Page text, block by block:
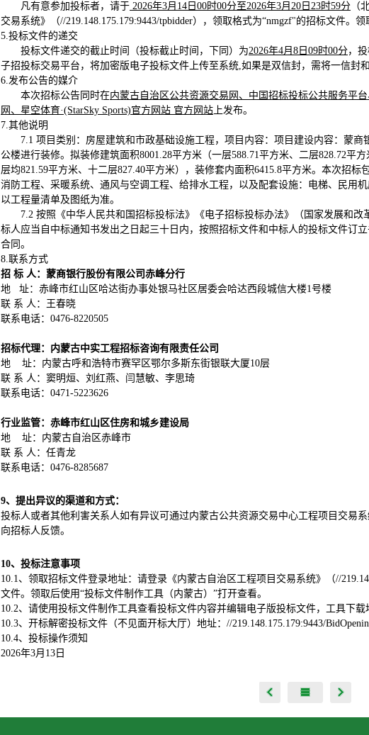
凡有意参加投标者，请于 2026年3月 14 日 00时00分至2026年3月 20 日 23时59分 （
交易系统》（//219.148.175.179:9443/tpbidder），领取格式为“nmgzf"的招标文件。
5.投标文件的递交
投标文件递交的截止时间（投标截止时间，下同）为2026年4月 8 日 09时00分，
子招投标交易平台，将加密版电子投标文件上传至系统,如果是双信封，需将一信封
6.发布公告的媒介
本次招标公告同时在内蒙古自治区公共资源交易网、中国招标投标公共服务平
网、星空体育·(StarSky Sports)官方网站 官方网站 上发布。
7.其他说明
7.1 项目类别：房屋建筑和市政基础设施工程，项目内容：项目建设内容：蒙
公楼进行装修。拟装修建筑面积8001.28平方米（一层588.71平方米、二层828.72平
层均821.59平方米、十二层827.40平方米），装修套内面积6415.8平方米。本次招
消防工程、采暖系统、通风与空调工程、给排水工程，以及配套设施：电梯、民用
以工程量清单及图纸为准。
7.2 按照《中华人民共和国招标投标法》《电子招标投标办法》（国家发展和
标人应当自中标通知书发出之日起三十日内，按照招标文件和中标人的投标文件订
合同。
8.联系方式
招 标 人： 蒙商银行股份有限公司赤峰分行
地 址： 赤峰市红山区哈达街办事处银马社区居委会哈达西段城信大楼1号楼
联 系 人：王春晓
联系电话：0476-8220505
招标代理： 内蒙古中实工程招标咨询有限责任公司
地 址：内蒙古呼和浩特市赛罕区鄂尔多斯东街银联大厦10层
联 系 人： 窦明烜、刘红燕、闫慧敏、李思琦
联系电话： 0471-5223626
行业监管：赤峰市红山区住房和城乡建设局
地 址： 内蒙古自治区赤峰市
联 系 人：任青龙
联系电话：0476-8285687
9、 提出异议的渠道和方式：
投标人或者其他利害关系人如有异议可通过内蒙古公共资源交易中心工程项目交易
向招标人反馈。
10、 投标注意事项
10.1、领取招标文件登录地址：请登录《内蒙古自治区工程项目交易系统》（//
文件。领取后使用“投标文件制作工具（内蒙古）”打开查看。
10.2、请使用投标文件制作工具查看投标文件内容并编辑电子版投标文件，工具下载
10.3、开标解密投标文件（不见面开标大厅）地址：//219.148.175.179:9443/
10.4、投标操作须知
2026年3月 13 日